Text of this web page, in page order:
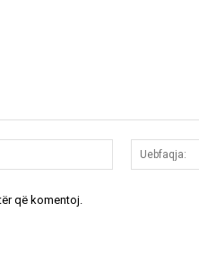
Email:*
që komentoj.